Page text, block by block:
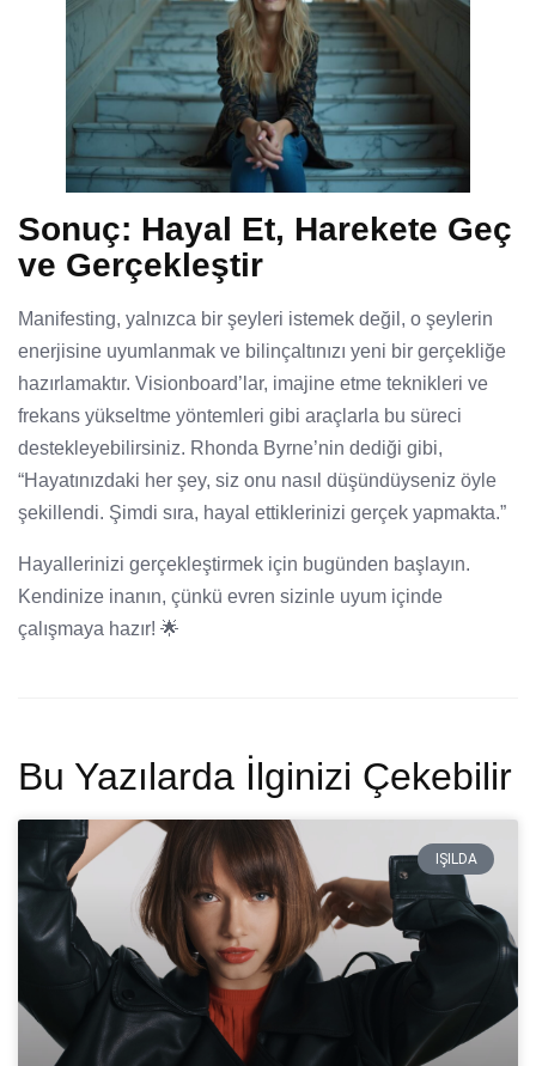
Sonuç: Hayal Et, Harekete Geç
ve Gerçekleştir
Manifesting, yalnızca bir şeyleri istemek değil, o şeylerin
enerjisine uyumlanmak ve bilinçaltınızı yeni bir gerçekliğe
hazırlamaktır. Visionboard’lar, imajine etme teknikleri ve
frekans yükseltme yöntemleri gibi araçlarla bu süreci
destekleyebilirsiniz. Rhonda Byrne’nin dediği gibi,
“Hayatınızdaki her şey, siz onu nasıl düşündüyseniz öyle
şekillendi. Şimdi sıra, hayal ettiklerinizi gerçek yapmakta.”
Hayallerinizi gerçekleştirmek için bugünden başlayın.
Kendinize inanın, çünkü evren sizinle uyum içinde
çalışmaya hazır! 🌟
Bu Yazılarda İlginizi Çekebilir
IŞILDA